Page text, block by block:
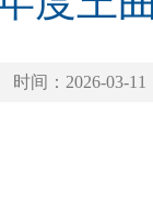
时间：2026-03-11